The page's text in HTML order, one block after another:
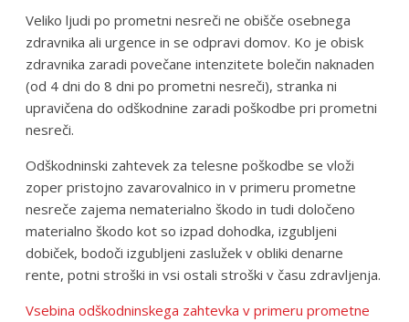
Veliko ljudi po prometni nesreči ne obišče osebnega
zdravnika ali urgence in se odpravi domov. Ko je obisk
zdravnika zaradi povečane intenzitete bolečin naknaden
(od 4 dni do 8 dni po prometni nesreči), stranka ni
upravičena do odškodnine zaradi poškodbe pri prometni
nesreči.
Odškodninski zahtevek za telesne poškodbe se vloži
zoper pristojno zavarovalnico in v primeru prometne
nesreče zajema nematerialno škodo in tudi določeno
materialno škodo kot so izpad dohodka, izgubljeni
dobiček, bodoči izgubljeni zaslužek v obliki denarne
rente, potni stroški in vsi ostali stroški v času zdravljenja.
Vsebina odškodninskega zahtevka v primeru prometne